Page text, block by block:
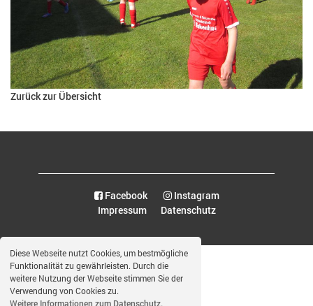
Diese Webseite nutzt Cookies, um bestmögliche
Funktionalität zu gewährleisten. Durch die
weitere Nutzung der Webseite stimmen Sie der
Verwendung von Cookies zu.
Weitere Informationen zum Datenschutz.
Zurück zur Übersicht
Facebook
Instagram
Impressum
Datenschutz